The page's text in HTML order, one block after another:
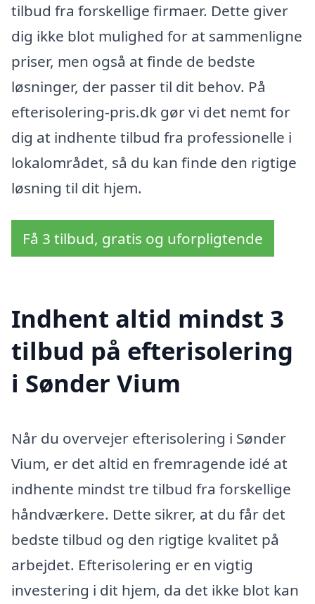
tilbud fra forskellige firmaer. Dette giver
dig ikke blot mulighed for at sammenligne
priser, men også at finde de bedste
løsninger, der passer til dit behov. På
efterisolering-pris.dk gør vi det nemt for
dig at indhente tilbud fra professionelle i
lokalområdet, så du kan finde den rigtige
løsning til dit hjem.
Få 3 tilbud, gratis og uforpligtende
Indhent altid mindst 3
tilbud på efterisolering
i Sønder Vium
Når du overvejer efterisolering i Sønder
Vium, er det altid en fremragende idé at
indhente mindst tre tilbud fra forskellige
håndværkere. Dette sikrer, at du får det
bedste tilbud og den rigtige kvalitet på
arbejdet. Efterisolering er en vigtig
investering i dit hjem, da det ikke blot kan